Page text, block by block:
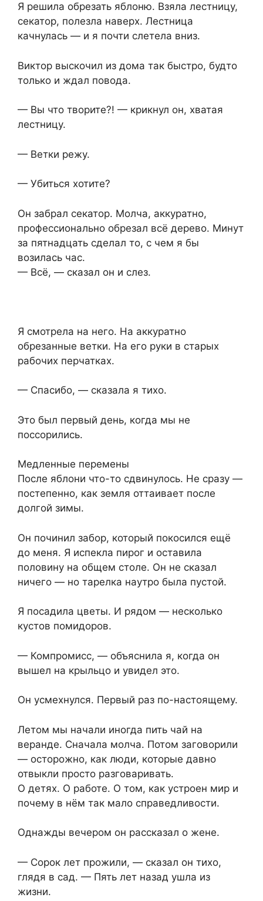
Я решила обрезать яблоню. Взяла лестницу,
секатор, полезла наверх. Лестница
качнулась — и я почти слетела вниз.
Виктор выскочил из дома так быстро, будто
только и ждал повода.
— Вы что творите?! — крикнул он, хватая
лестницу.
— Ветки режу.
— Убиться хотите?
Он забрал секатор. Молча, аккуратно,
профессионально обрезал всё дерево. Минут
за пятнадцать сделал то, с чем я бы
возилась час.
— Всё, — сказал он и слез.
Я смотрела на него. На аккуратно
обрезанные ветки. На его руки в старых
рабочих перчатках.
— Спасибо, — сказала я тихо.
Это был первый день, когда мы не
поссорились.
Медленные перемены
После яблони что-то сдвинулось. Не сразу —
постепенно, как земля оттаивает после
долгой зимы.
Он починил забор, который покосился ещё
до меня. Я испекла пирог и оставила
половину на общем столе. Он не сказал
ничего — но тарелка наутро была пустой.
Я посадила цветы. И рядом — несколько
кустов помидоров.
— Компромисс, — объяснила я, когда он
вышел на крыльцо и увидел это.
Он усмехнулся. Первый раз по-настоящему.
Летом мы начали иногда пить чай на
веранде. Сначала молча. Потом заговорили
— осторожно, как люди, которые давно
отвыкли просто разговаривать.
О детях. О работе. О том, как устроен мир и
почему в нём так мало справедливости.
Однажды вечером он рассказал о жене.
— Сорок лет прожили, — сказал он тихо,
глядя в сад. — Пять лет назад ушла из
жизни.